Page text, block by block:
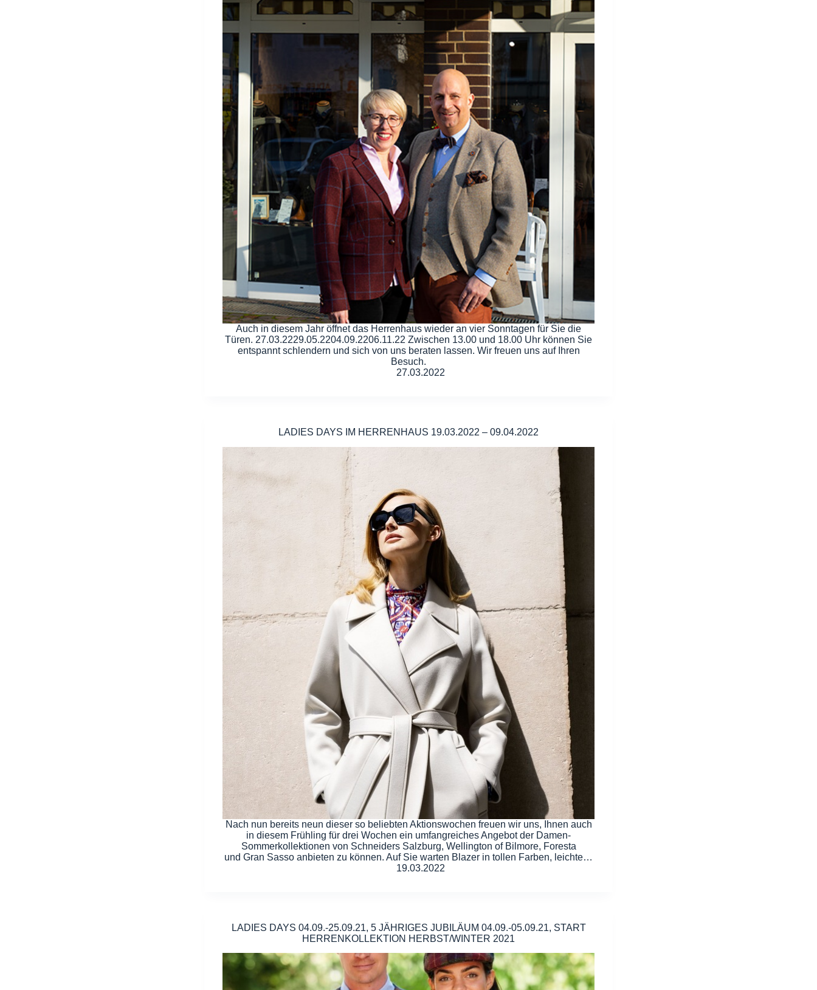
Auch in diesem Jahr öffnet das Herrenhaus wieder an vier Sonntagen für Sie die
Türen. 27.03.2229.05.2204.09.2206.11.22 Zwischen 13.00 und 18.00 Uhr können Sie
entspannt schlendern und sich von uns beraten lassen. Wir freuen uns auf Ihren
Besuch.
27.03.2022
LADIES DAYS IM HERRENHAUS 19.03.2022 – 09.04.2022
Nach nun bereits neun dieser so beliebten Aktionswochen freuen wir uns, Ihnen auch
in diesem Frühling für drei Wochen ein umfangreiches Angebot der Damen-
Sommerkollektionen von Schneiders Salzburg, Wellington of Bilmore, Foresta
und Gran Sasso anbieten zu können. Auf Sie warten Blazer in tollen Farben, leichte…
19.03.2022
LADIES DAYS 04.09.-25.09.21, 5 JÄHRIGES JUBILÄUM 04.09.-05.09.21, START
HERRENKOLLEKTION HERBST/WINTER 2021